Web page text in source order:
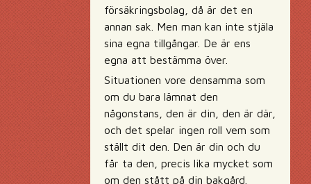
försäkringsbolag, då är det en
annan sak. Men man kan inte stjäla
sina egna tillgångar. De är ens
egna att bestämma över.
Situationen vore densamma som
om du bara lämnat den
någonstans, den är din, den är där,
och det spelar ingen roll vem som
ställt dit den. Den är din och du
får ta den, precis lika mycket som
om den stått på din bakgård.